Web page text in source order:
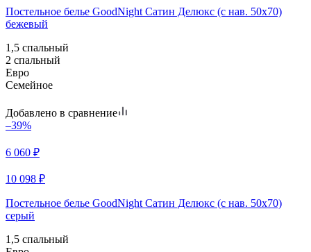
Постельное белье GoodNight Сатин Делюкс (с нав. 50х70)
бежевый
1,5 спальный
2 спальный
Евро
Семейное
Добавлено в сравнение
–39%
6 060 ₽
10 098 ₽
Постельное белье GoodNight Сатин Делюкс (с нав. 50х70)
серый
1,5 спальный